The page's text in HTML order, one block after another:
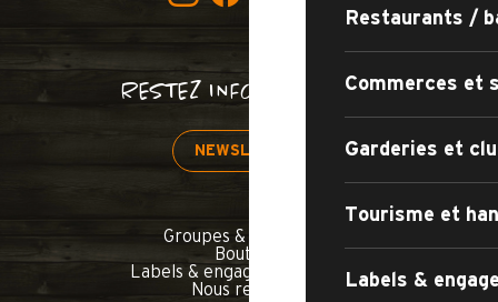
Restaurants /
Commerces et
Garderies et
Tourisme et
Labels &
RESTEZ INFORMÉS !
NEWSLETTER
Groupes & séminaires
Boutique
Labels & engagements qualité
Nous rejoindre